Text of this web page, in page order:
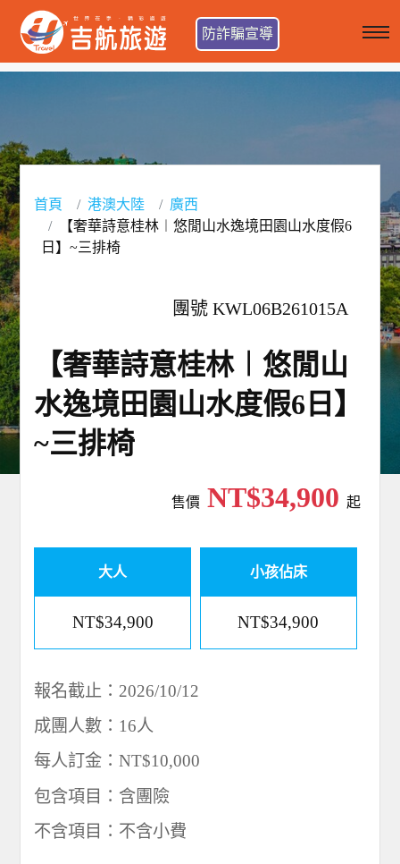
防詐騙宣導
首頁 港澳大陸
廣西
【奢華詩意桂林︱悠閒山水逸境田園山水度假6
日】~三排椅
團號 KWL06B261015A
【奢華詩意桂林︱悠閒山
水逸境田園山水度假6日】
~三排椅
售價NT$34,900 起
大人
NT$34,900
小孩佔床
NT$34,900
報名截止：2026/10/12
成團人數：16人
每人訂金：NT$10,000
包含項目：含團險
不含項目：不含小費